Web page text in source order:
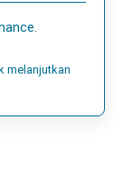
melanjutkan